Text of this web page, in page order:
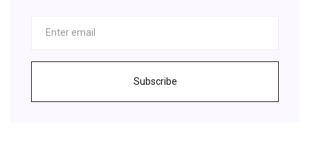
Subscribe